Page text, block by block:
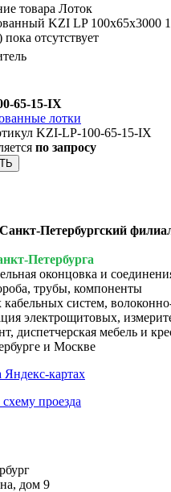
товара Лоток
KZI LP 100x65х3000
отсутствует
65-15-IX
лотки
KZI-LP-100-65-15-IX
по запросу
Петербургский
Петербурга
оконцовка и
трубы, компоненты
систем,
электрощитовых,
диспетчерская мебель и
и Москве
картах
проезда
дом 9